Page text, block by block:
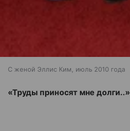
С женой Эллис Ким, июль 2010 года
«Труды приносят мне долги..»